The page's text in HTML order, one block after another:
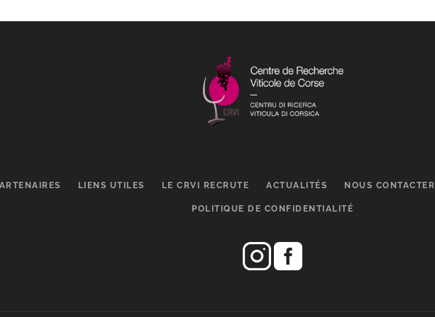
LIENS UTILES LE CRVI RECRUTE ACTUALITÉS NOUS CONTACTER
POLITIQUE DE CONFIDENTIALITÉ